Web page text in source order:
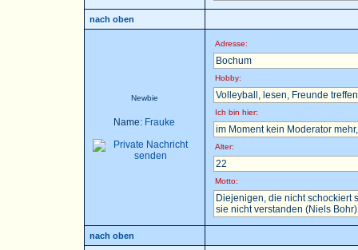
nach oben
Newbie
Name: Frauke
Adresse:
Bochum
Hobby:
Volleyball, lesen, Freunde
Ich bin hier:
im Moment kein Moderator
Alter:
22
Motto:
Diejenigen, die nicht schockiert
sie nicht verstanden (Niels Bohr)
nach oben